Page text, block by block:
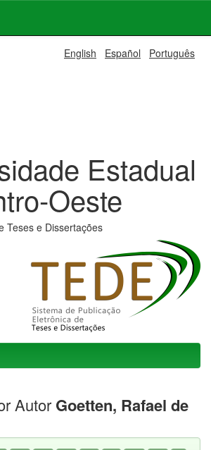
English Español Português
Estadual
Oeste
Teses e Dissertações
Autor Goetten, Rafael de